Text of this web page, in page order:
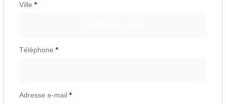
Ville *
Téléphone *
Adresse e-mail *